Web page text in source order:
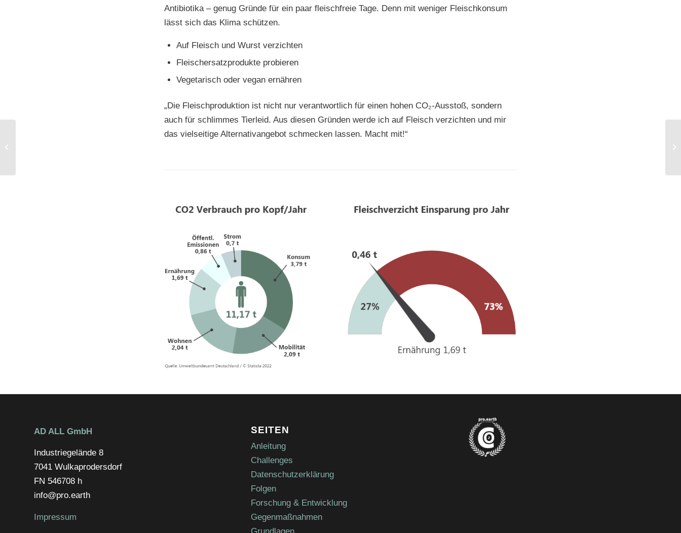
Antibiotika – genug Gründe für ein paar fleischfreie Tage. Denn mit weniger Fleischkonsum
lässt sich das Klima schützen.
Auf Fleisch und Wurst verzichten
Fleischersatzprodukte probieren
Vegetarisch oder vegan ernähren
„Die Fleischproduktion ist nicht nur verantwortlich für einen hohen CO₂-Ausstoß, sondern
auch für schlimmes Tierleid. Aus diesen Gründen werde ich auf Fleisch verzichten und mir
das vielseitige Alternativangebot schmecken lassen. Macht mit!“
AD ALL GmbH
Industriegelände 8
7041 Wulkaprodersdorf
FN 546708 h
info@pro.earth
Impressum
SEITEN
Anleitung
Challenges
Datenschutzerklärung
Folgen
Forschung & Entwicklung
Gegenmaßnahmen